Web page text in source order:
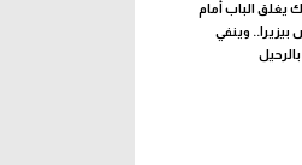
يغلق الباب أمام
وينفي